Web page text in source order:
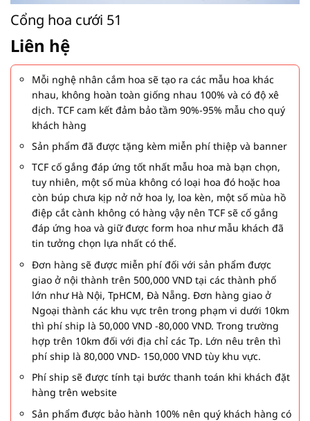
Cổng hoa cưới 51
Liên hệ
Mỗi nghệ nhân cắm hoa sẽ tạo ra các mẫu hoa khác
nhau, không hoàn toàn giống nhau 100% và có độ xê
dịch. TCF cam kết đảm bảo tầm 90%-95% mẫu cho quý
khách hàng
Sản phẩm đã được tặng kèm miễn phí thiệp và banner
TCF cố gắng đáp ứng tốt nhất mẫu hoa mà bạn chọn,
tuy nhiên, một số mùa không có loại hoa đó hoặc hoa
còn búp chưa kịp nở nở hoa ly, loa kèn, một số mùa hồ
điệp cắt cành không có hàng vậy nên TCF sẽ cố gắng
đáp ứng hoa và giữ được form hoa như mẫu khách đã
tin tưởng chọn lựa nhất có thể.
Đơn hàng sẽ được miễn phí đối với sản phẩm được
giao ở nội thành trên 500,000 VND tại các thành phố
lớn như Hà Nội, TpHCM, Đà Nẵng. Đơn hàng giao ở
Ngoại thành các khu vực trên trong phạm vi dưới 10km
thì phí ship là 50,000 VND -80,000 VND. Trong trường
hợp trên 10km đối với địa chỉ các Tp. Lớn nêu trên thì
phí ship là 80,000 VND- 150,000 VND tùy khu vực.
Phí ship sẽ được tính tại bước thanh toán khi khách đặt
hàng trên website
Sản phẩm được bảo hành 100% nên quý khách hàng có